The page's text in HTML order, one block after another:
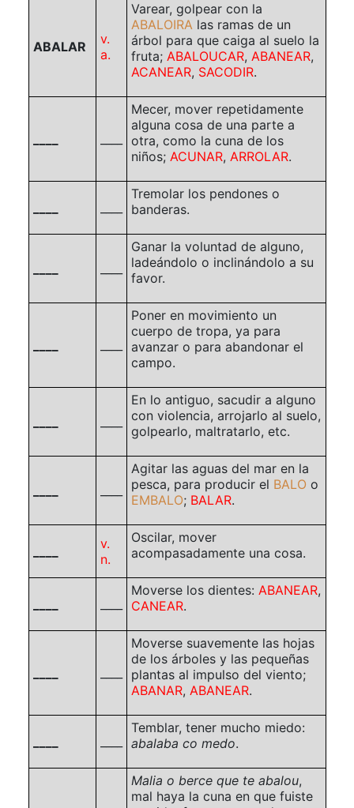
ABALAR
v.
a.
Varear, golpear con la
ABALOIRA las ramas de un
árbol para que caiga al suelo la
fruta; ABALOUCAR, ABANEAR,
ACANEAR, SACODIR.
Mecer, mover repetidamente
alguna cosa de una parte a
otra, como la cuna de los
niños; ACUNAR, ARROLAR.
Tremolar los pendones o
banderas.
Ganar la voluntad de alguno,
ladeándolo o inclinándolo a su
favor.
Poner en movimiento un
cuerpo de tropa, ya para
avanzar o para abandonar el
campo.
En lo antiguo, sacudir a alguno
con violencia, arrojarlo al suelo,
golpearlo, maltratarlo, etc.
Agitar las aguas del mar en la
pesca, para producir el BALO o
EMBALO; BALAR.
v.
n.
Oscilar, mover
acompasadamente una cosa.
Moverse los dientes: ABANEAR,
CANEAR.
Moverse suavemente las hojas
de los árboles y las pequeñas
plantas al impulso del viento;
ABANAR, ABANEAR.
Temblar, tener mucho miedo:
abalaba co medo.
Malia o berce que te abalou,
mal haya la cuna en que fuiste